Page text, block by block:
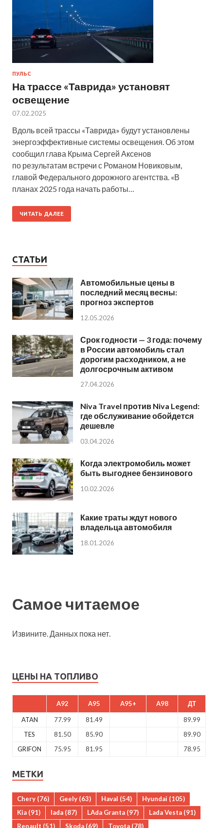
ПУЛЬС
На трассе «Таврида» установят
освещение
07.02.2025
Вдоль всей трассы «Таврида» будут установлены
энергоэффективные системы освещения. Об этом
сообщил глава Крыма Сергей Аксенов
по результатам встречи с Романом Новиковым,
главой Федерального дорожного агентства. «В
планах 2025 года начать работы…
ЧИТАТЬ ДАЛЕЕ
СТАТЬИ
Автомобильные цены в
последний месяц весны:
прогноз экспертов
12.05.2026
Срок годности — 3 года: почему
в России автомобиль стал
дорогим расходником, а не
долгосрочным активом
27.04.2026
Niva Travel против Niva Legend:
где обслуживание обойдется
дешевле
03.04.2026
Когда электромобиль может
быть выгоднее бензинового
10.02.2026
Какие траты ждут нового
владельца автомобиля
18.01.2026
Самое читаемое
Извините. Данных пока нет.
ЦЕНЫ НА ТОПЛИВО
A92 A95 A95+ A98 ДТ
ATAN 77.99 81.49
89.99
TES
81.50 85.90
89.90
GRIFON
75.95 81.95 78.95
МЕТКИ
Chery (76) Geely (63) Haval (54) Hyundai (105)
Kia (91) lada (87) LAda Granta (97) Lada Vesta (91)
Renault (51) Skoda (69) Toyota (78)